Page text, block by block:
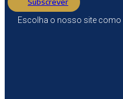
Escolha o nosso site como